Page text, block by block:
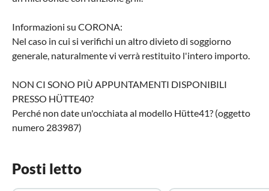
Informazioni su CORONA:
Nel caso in cui si verifichi un altro divieto di soggiorno
generale, naturalmente vi verrà restituito l'intero importo.
NON CI SONO PIÙ APPUNTAMENTI DISPONIBILI
PRESSO HÜTTE40?
Perché non date un'occhiata al modello Hütte41? (oggetto
numero 283987)
Posti letto